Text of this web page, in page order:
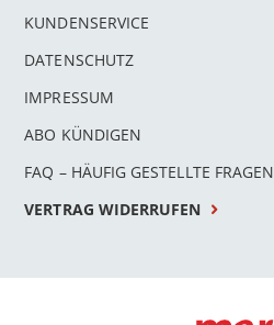
KUNDENSERVICE
DATENSCHUTZ
IMPRESSUM
ABO KÜNDIGEN
FAQ – HÄUFIG GESTELLTE FRAGEN
VERTRAG WIDERRUFEN